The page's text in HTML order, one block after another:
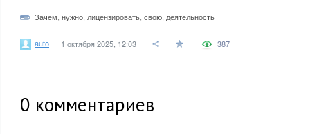
Зачем нужно лицензировать свою деятельность
auto 1 октября 2025, 12:03 387
0 комментариев